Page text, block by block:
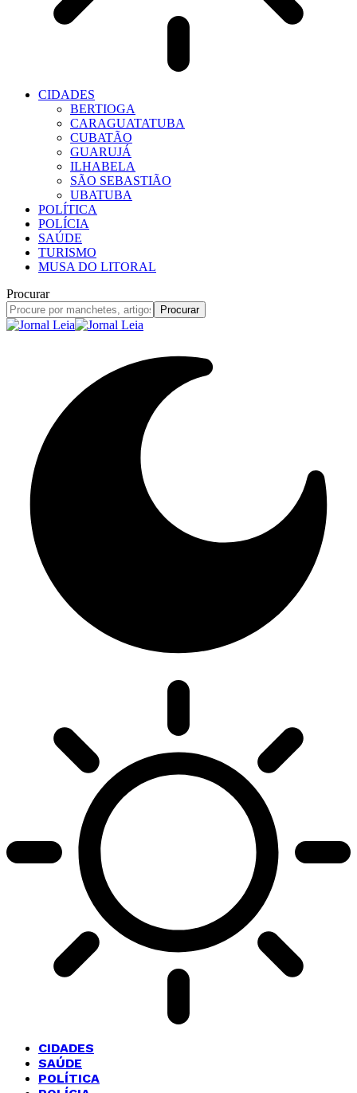
CIDADES
BERTIOGA
CARAGUATATUBA
CUBATÃO
GUARUJÁ
ILHABELA
SÃO SEBASTIÃO
UBATUBA
POLÍTICA
POLÍCIA
SAÚDE
TURISMO
MUSA DO LITORAL
Procurar
CIDADES
SAÚDE
POLÍTICA